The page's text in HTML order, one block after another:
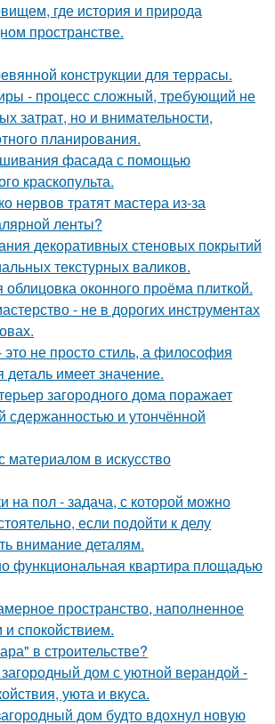
где история и природа
пространстве.
конструкции для террасы.
- процесс сложный, требующий не
затрат, но и внимательности,
планирования.
фасада с помощью
краскопульта.
нервов тратят мастера из-за
ленты?
декоративных стеновых покрытий
текстурных валиков.
оконного проёма плиткой.
- не в дорогих инструментах
не просто стиль, а философия
деталь имеет значение.
загородного дома поражает
сдержанностью и утончённой
материалом в искусство
на пол - задача, с которой можно
если подойти к делу
внимание деталям.
функциональная квартира площадью
пространство, наполненное
спокойствием.
в строительстве?
дом с уютной верандой -
уюта и вкуса.
дом будто вдохнул новую